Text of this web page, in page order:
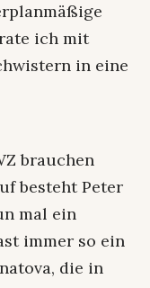
ich mit
in eine
brauchen
besteht Peter
mal ein
immer so ein
die in